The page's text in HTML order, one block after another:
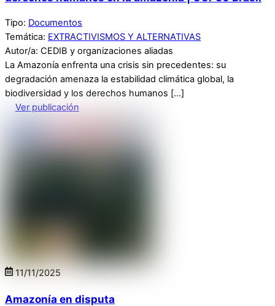
Tipo: Documentos
Temática: EXTRACTIVISMOS Y ALTERNATIVAS
Autor/a: CEDIB y organizaciones aliadas
La Amazonía enfrenta una crisis sin precedentes: su
degradación amenaza la estabilidad climática global, la
biodiversidad y los derechos humanos […]
Ver publicación
11/11/2025
Amazonía en disputa